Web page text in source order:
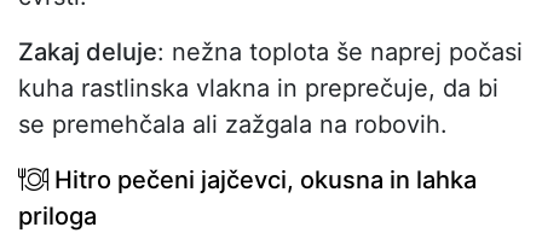
Zakaj deluje: nežna toplota še naprej počasi
kuha rastlinska vlakna in preprečuje, da bi
se premehčala ali zažgala na robovih.
Hitro pečeni jajčevci, okusna in lahka
priloga